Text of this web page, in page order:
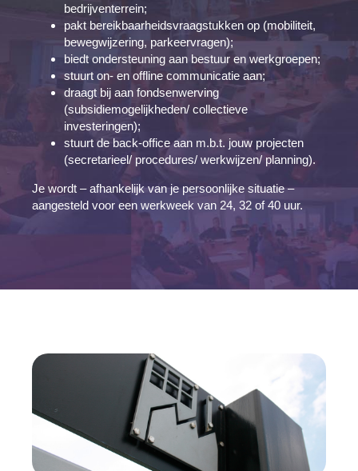
bedrijventerrein;
pakt bereikbaarheidsvraagstukken op (mobiliteit,
bewegwijzering, parkeervragen);
biedt ondersteuning aan bestuur en werkgroepen;
stuurt on- en offline communicatie aan;
draagt bij aan fondsenwerving
(subsidiemogelijkheden/ collectieve
investeringen);
stuurt de back-office aan m.b.t. jouw projecten
(secretarieel/ procedures/ werkwijzen/ planning).
Je wordt – afhankelijk van je persoonlijke situatie –
aangesteld voor een werkweek van 24, 32 of 40 uur.